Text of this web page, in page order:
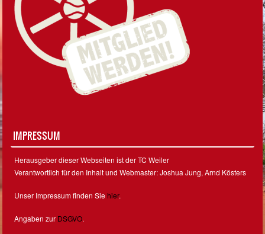
IMPRESSUM
Herausgeber dieser Webseiten ist der TC Weiler
Verantwortlich für den Inhalt und Webmaster: Joshua Jung, Arnd Kösters
Unser Impressum finden Siehier.
Angaben zur DSGVO.